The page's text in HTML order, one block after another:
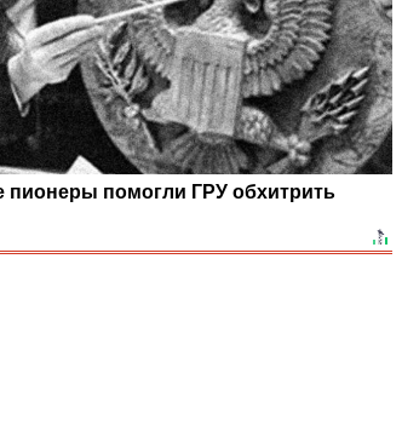
пионеры помогли ГРУ обхитрить